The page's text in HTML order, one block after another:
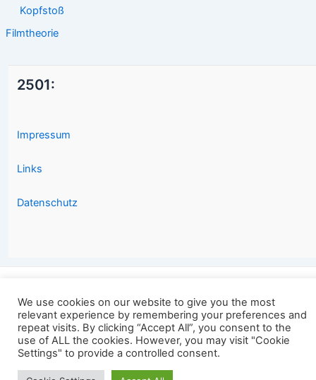
Kopfstoß
Filmtheorie
2501:
Impressum
Links
Datenschutz
Copyright © 2026 2501.eu Gute Filme |
We use cookies on our website to give you the most
relevant experience by remembering your preferences and
repeat visits. By clicking “Accept All”, you consent to the
use of ALL the cookies. However, you may visit "Cookie
Settings" to provide a controlled consent.